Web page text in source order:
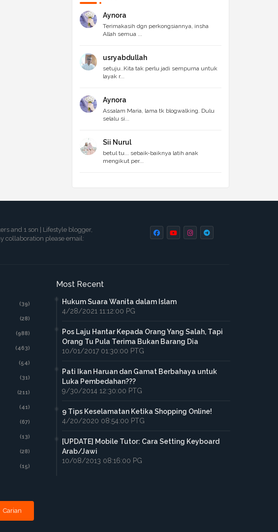
Aynora
Terimakasih dgn perkongsiannya, insha
Allah semua ...
usryabdullah
setuju..Kita tak perlu jadi sempurna untuk
layak r...
Aynora
Assalam Maria, lama tk blogwalking. Dulu
selalu si...
Sii Nurul
betul tu... sebaik-baiknya latih anak
mengikut per...
and 1 son | Lifestyle blogger,
collaboration please email:
(39)
(28)
(988)
(463)
(54)
(31)
(211)
(41)
(67)
(13)
(28)
(15)
Most Recent
Hukum Suara Wanita dalam Islam
4/28/2021 11:12:00 PG
Pos Laju Hantar Kepada Orang Yang Salah, Tapi
Orang Tu Pula Terima Bukan Barang Dia
10/01/2017 01:30:00 PTG
Pati Ikan Haruan dan Gamat Berbahaya untuk
Luka Pembedahan???
9/30/2014 12:30:00 PTG
9 Tips Keselamatan Ketika Shopping Online!
4/20/2020 08:54:00 PTG
[UPDATE] Mobile Tutor: Cara Setting Keyboard
Arab/Jawi
10/08/2013 08:16:00 PG